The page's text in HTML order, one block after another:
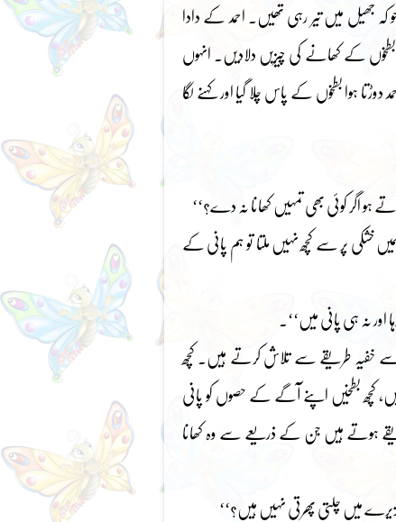
کہ جھیل میں تیر رہی تھیں۔ احمد کے دادا
کے کھانے کی چیزیں دلادیں۔ انہوں
ہوا بطخوں کے پاس چلا گیا اور کہنے لگا
ہو اگر کوئی بھی تمہیں کھانا نہ دے؟‘‘
خشکی پر سے کچھ نہیں ملتا تو ہم پانی کے
نہ ہی پانی میں‘‘۔
سے خفیہ طریقے سے تلاش کرتے ہیں۔ کچھ
کچھ بطخیں اپنے آگے کے حصوں کو پانی
ہوتے ہیں جن کے ذریعے سے وہ کھانا
میں چلتی پھرتی نہیں ہیں؟‘‘